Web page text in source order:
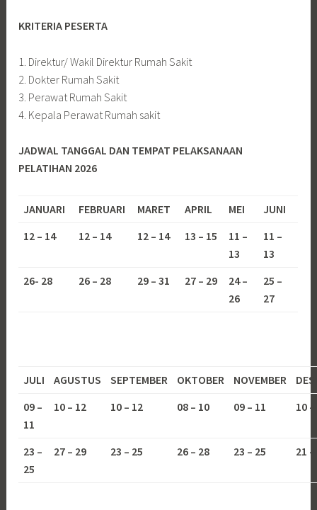
KRITERIA PESERTA
1. Direktur/ Wakil Direktur Rumah Sakit
2. Dokter Rumah Sakit
3. Perawat Rumah Sakit
4. Kepala Perawat Rumah sakit
JADWAL TANGGAL DAN TEMPAT PELAKSANAAN
PELATIHAN 2026
JANUARI FEBRUARI MARET APRIL MEI
JUNI
12 – 14
12 – 14 12 – 14 13 – 15
11 –
13
11 –
13
26- 28
26 – 28 29 – 31 27 – 29
24 –
26
25 –
27
JULI AGUSTUS SEPTEMBER OKTOBER NOVEMBER
09 –
11
10 – 12 10 – 12 08 – 10 09 – 11 10
23 –
25
27 – 29 23 – 25 26 – 28 23 – 25 21